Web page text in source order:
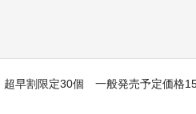
超早割限定30個 一般発売予定価格